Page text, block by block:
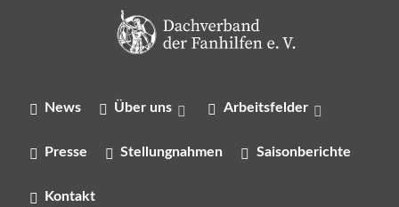
News Über uns Arbeitsfelder
Presse Stellungnahmen Saisonberichte
Kontakt